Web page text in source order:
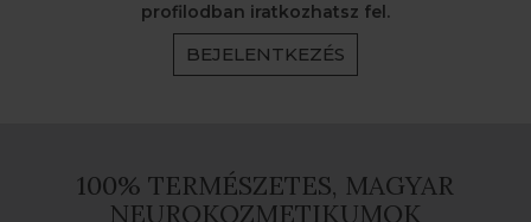
profilodban iratkozhatsz fel.
BEJELENTKEZÉS
100% TERMÉSZETES, MAGYAR
NEUROKOZMETIKUMOK